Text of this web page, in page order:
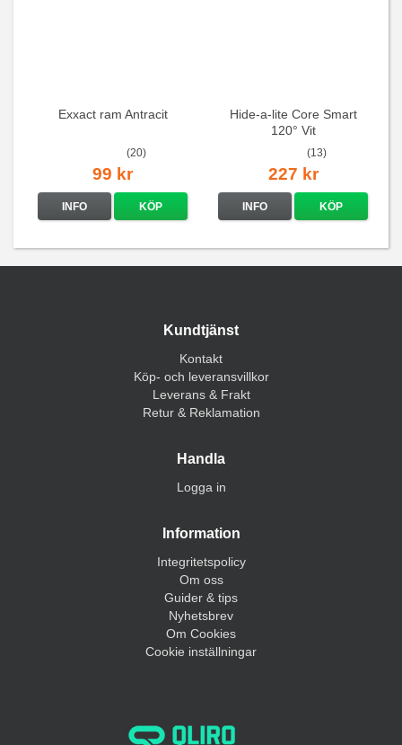
Exxact ram Antracit
(20)
99 kr
INFO KÖP
Hide-a-lite Core Smart
120° Vit
(13)
227 kr
INFO KÖP
Kundtjänst
Kontakt
Köp- och leveransvillkor
Leverans & Frakt
Retur & Reklamation
Handla
Logga in
Information
Integritetspolicy
Om oss
Guider & tips
Nyhetsbrev
Om Cookies
Cookie inställningar